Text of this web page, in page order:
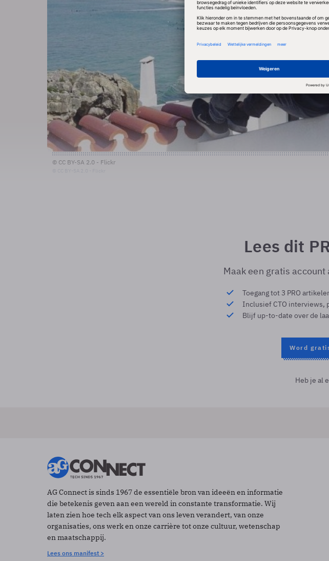
© CC BY-SA 2.0 - Flickr
Lees dit
Maak een gratis
Toegang tot 3 PRO
Inclusief CTO interviews,
Blijf up-to-date over de
Word
Heb je al
AG Connect is sinds 1967 de essentiële bron van ideeën en informatie
die betekenis geven aan een wereld in constante transformatie. Wij
laten zien hoe tech elk aspect van ons leven verandert, van onze
organisaties, ons werk en onze carrière tot onze cultuur, wetenschap
en maatschappij.
Lees ons manifest >